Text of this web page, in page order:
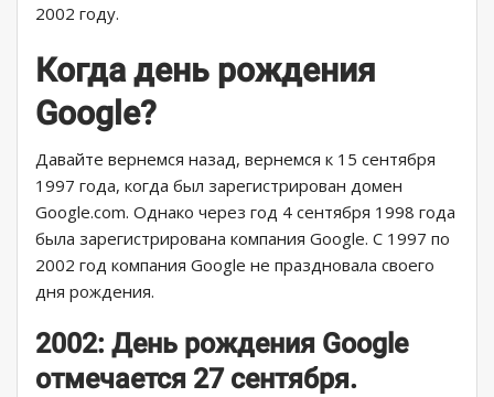
2002 году.
Когда день рождения
Google?
Давайте вернемся назад, вернемся к 15 сентября
1997 года, когда был зарегистрирован домен
Google.com. Однако через год 4 сентября 1998 года
была зарегистрирована компания Google. С 1997 по
2002 год компания Google не праздновала своего
дня рождения.
2002: День рождения Google
отмечается 27 сентября.